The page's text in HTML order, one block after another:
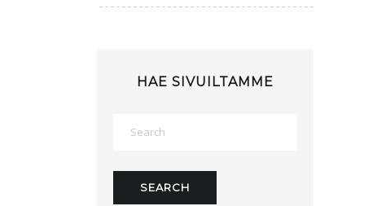
HAE SIVUILTAMME